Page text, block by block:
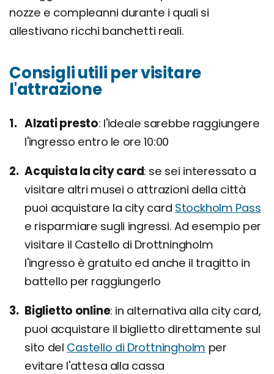
nozze e compleanni durante i quali si
allestivano ricchi banchetti reali.
Consigli utili per visitare
l'attrazione
Alzati presto l'ideale sarebbe raggiungere
l'ingresso entro le ore 10:00
Acquista la city card se sei interessato a
visitare altri musei o attrazioni della città
puoi acquistare la city card Stockholm Pass
e risparmiare sugli ingressi. Ad esempio per
visitare il Castello di Drottningholm
l'ingresso è gratuito ed anche il tragitto in
battello per raggiungerlo
Biglietto online in alternativa alla city card,
puoi acquistare il biglietto direttamente sul
sito del Castello di Drottningholm per
evitare l'attesa alla cassa